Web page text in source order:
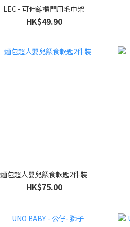
LEC - 可伸縮櫃門用毛巾架
HK$49.90
麵包超人嬰兒餵食軟匙2件裝
HK$75.00